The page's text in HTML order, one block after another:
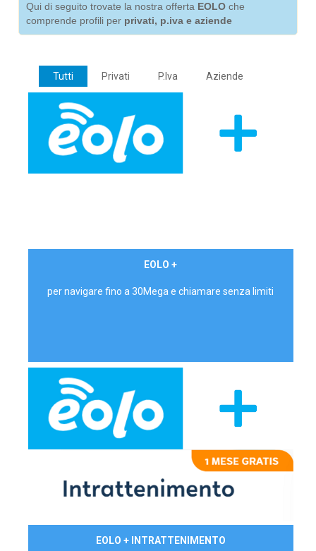
Qui di seguito trovate la nostra offerta EOLO che
comprende profili per privati, p.iva e aziende
Tutti Privati P.Iva Aziende
EOLO +
per navigare fino a 30Mega e chiamare senza limiti
EOLO + INTRATTENIMENTO